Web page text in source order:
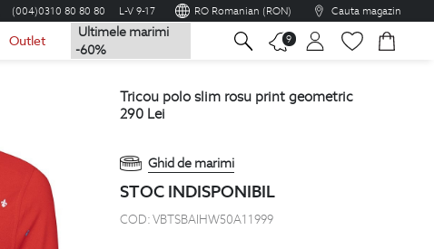
(004)0310 80 80 80 L-V 9-17 RO Romanian (RON) Cauta magazin
Outlet
Ultimele marimi
-60%
9
Romana
290Lei
STOC INDISPONIBIL